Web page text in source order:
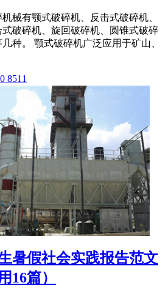
械有颚式破碎机、反击式破碎机、
破碎机、旋回破碎机、圆锥式破碎
种。 颚式破碎机广泛应用于矿山、
8511
暑假社会实践报告范文
16篇）